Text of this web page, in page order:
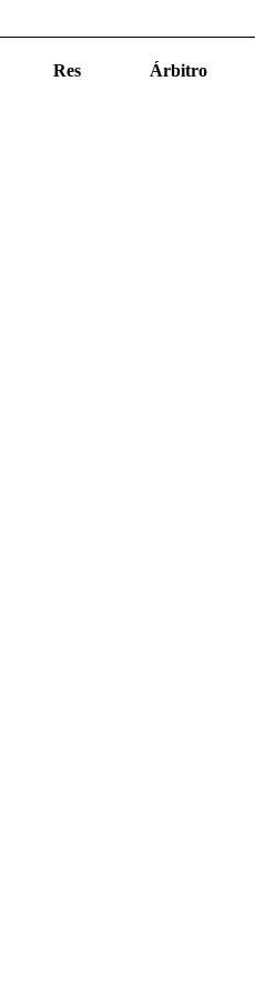
Res Árbitro